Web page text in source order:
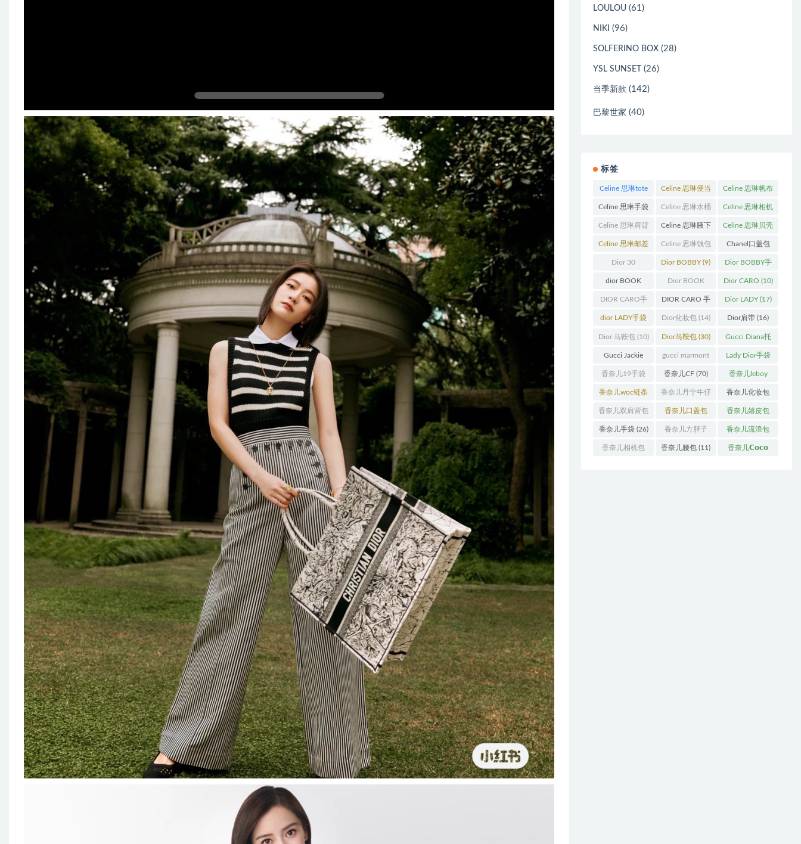
LOULOU (61)
NIKI (96)
SOLFERINO BOX (28)
YSL SUNSET (26)
当季新款 (142)
巴黎世家 (40)
标签
Celine 思琳tote
包 (23)
Celine 思琳便当
包 (14)
Celine 思琳帆布
包 (18)
Celine 思琳手袋
(250)
Celine 思琳水桶
包 (55)
Celine 思琳相机
包 (11)
Celine 思琳肩背
包 (12)
Celine 思琳腋下
包 (10)
Celine 思琳贝壳
包(12)
Celine 思琳邮差
包(13)
Celine 思琳钱包
(10)
Chanel口盖包
(13)
Dior 30
Montaigne 蒙田
(31)
Dior BOBBY(9) Dior BOBBY手
袋(26)
dior BOOK
TOTE(12)
Dior BOOK
TOTE手袋(163)
Dior CARO (10)
DIOR CARO手
袋(11)
DIOR CARO 手
袋(31)
Dior LADY(17)
dior LADY手袋
(70)
Dior化妆包(14) Dior肩带 (16)
Dior 马鞍包(10) Dior马鞍包(30) Gucci Diana托
特包(11)
Gucci Jackie
(11)
gucci marmont
系列(19)
Lady Dior手袋
(51)
香奈儿19手袋
(27)
香奈儿CF(70) 香奈儿leboy
(13)
香奈儿woc链条
包 (11)
香奈儿丹宁牛仔
(12)
香奈儿化妆包
(13)
香奈儿双肩背包
(13)
香奈儿口盖包
(55)
香奈儿嬉皮包
(10)
香奈儿手袋(26) 香奈儿方胖子
(11)
香奈儿流浪包
(10)
香奈儿相机包 香奈儿腰包 (11) 香奈儿𝗖𝗼𝗰𝗼